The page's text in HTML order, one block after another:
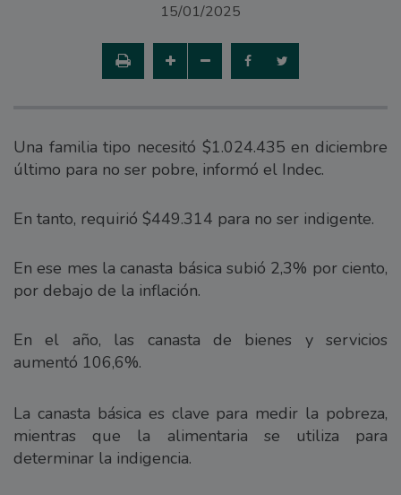
15/01/2025
Una familia tipo necesitó $1.024.435 en diciembre
último para no ser pobre, informó el Indec.
En tanto, requirió $449.314 para no ser indigente.
En ese mes la canasta básica subió 2,3% por ciento,
por debajo de la inflación.
En el año, las canasta de bienes y servicios
aumentó 106,6%.
La canasta básica es clave para medir la pobreza,
mientras que la alimentaria se utiliza para
determinar la indigencia.